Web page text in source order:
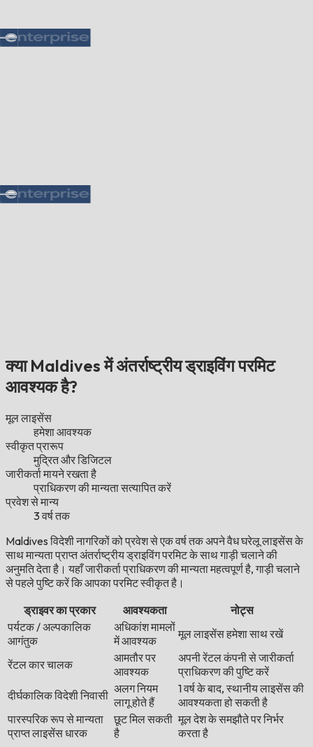
क्या Maldives में अंतर्राष्ट्रीय ड्राइविंग परमिट
आवश्यक है?
मूल लाइसेंस
हमेशा आवश्यक
स्वीकृत प्रारूप
मुद्रित और डिजिटल
जारीकर्ता मायने रखता है
प्राधिकरण की मान्यता सत्यापित करें
प्रवेश से मान्य
3 वर्ष तक
Maldives विदेशी नागरिकों को प्रवेश से एक वर्ष तक अपने वैध घरेलू लाइसेंस के
साथ मान्यता प्राप्त अंतर्राष्ट्रीय ड्राइविंग परमिट के साथ गाड़ी चलाने की
अनुमति देता है। यहाँ जारीकर्ता प्राधिकरण की मान्यता महत्वपूर्ण है, गाड़ी चलाने
से पहले पुष्टि करें कि आपका परमिट स्वीकृत है।
ड्राइवर का प्रकार
आवश्यकता
नोट्स
पर्यटक / अल्पकालिक
आगंतुक
अधिकांश मामलों
में आवश्यक
मूल लाइसेंस हमेशा साथ रखें
रेंटल कार चालक
आमतौर पर
आवश्यक
अपनी रेंटल कंपनी से जारीकर्ता
प्राधिकरण की पुष्टि करें
दीर्घकालिक विदेशी निवासी अलग नियम
लागू होते हैं
1 वर्ष के बाद, स्थानीय लाइसेंस की
आवश्यकता हो सकती है
पारस्परिक रूप से मान्यता
प्राप्त लाइसेंस धारक
छूट मिल सकती
है
मूल देश के समझौते पर निर्भर
करता है